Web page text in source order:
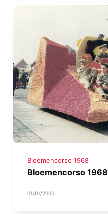
Bloemencorso 1968
Bloemencorso 1968
01/01/2000